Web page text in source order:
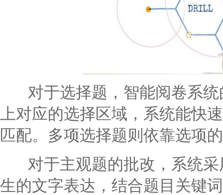
对于选择题，智能阅卷系统
上对应的选择区域，系统能快
匹配。多项选择题则依靠选项
对于主观题的批改，系统采
生的文字表达，结合题目关键